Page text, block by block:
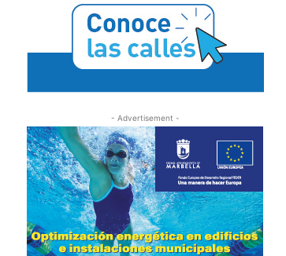
- Advertisement -